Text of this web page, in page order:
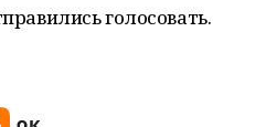
голосовать.